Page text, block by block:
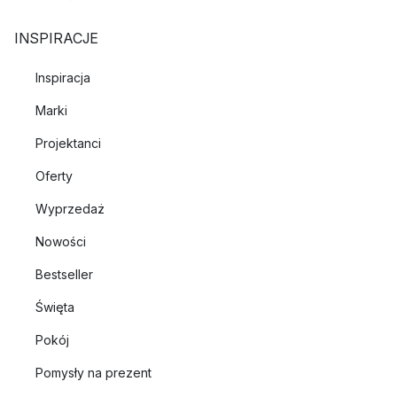
Stwórz przyjemną atmosferę w sypialni za pomocą świetnego
industrialnym designie na parapecie.
INSPIRACJE
Inspiracja
Marki
Projektanci
Oferty
Wyprzedaż
Nowości
Bestseller
Święta
Pokój
Pomysły na prezent